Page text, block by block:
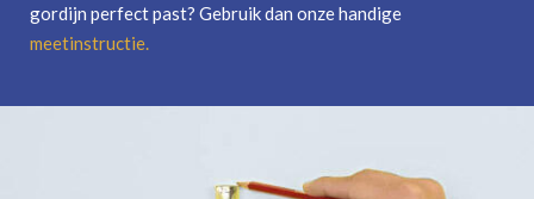
gordijn perfect past? Gebruik dan onze handige
meetinstructie.